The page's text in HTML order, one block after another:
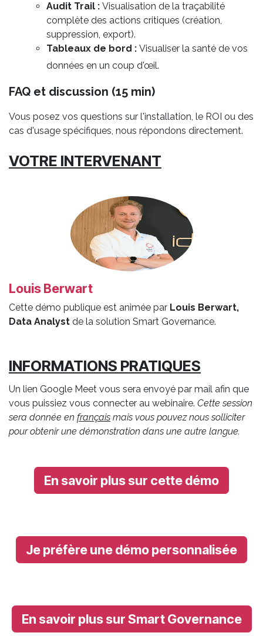
Audit Trail : Visualisation de la traçabilité
complète des actions critiques (création,
suppression, export).
Tableaux de bord : Visualiser la santé de vos
données en un coup d'œil.
FAQ et discussion (15 min)
Vous posez vos questions sur l'installation, le ROI ou des
cas d'usage spécifiques, nous répondons directement.
VOTRE INTERVENANT
Louis Berwart
Cette démo publique est animée par Louis Berwart,
Data Analyst de la solution Smart Governance.
INFORMATIONS PRATIQUES
Un lien Google Meet vous sera envoyé par mail afin que
vous puissiez vous connecter au webinaire. Cette session
sera donnée en français mais vous pouvez nous solliciter
pour obtenir une démonstration dans une autre langue.
En savoir plus sur cette démo
Je préfère une démo personnalisée
En savoir plus sur Smart Governance